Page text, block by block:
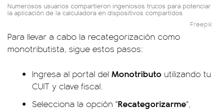
Numerosos usuarios compartieron ingeniosos trucos para potenciar
la aplicación de la calculadora en dispositivos compartidos
Freepik
Para llevar a cabo la recategorización como
monotributista, sigue estos pasos:
Ingresa al portal del Monotributo utilizando tu
CUIT y clave fiscal.
Selecciona la opción "Recategorizarme",